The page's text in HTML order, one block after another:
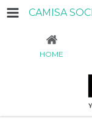
HOME